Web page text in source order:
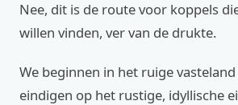
Nee, dit is de route voor koppels
willen vinden, ver van de drukte.
We beginnen in het ruige
eindigen op het rustige, idyllische